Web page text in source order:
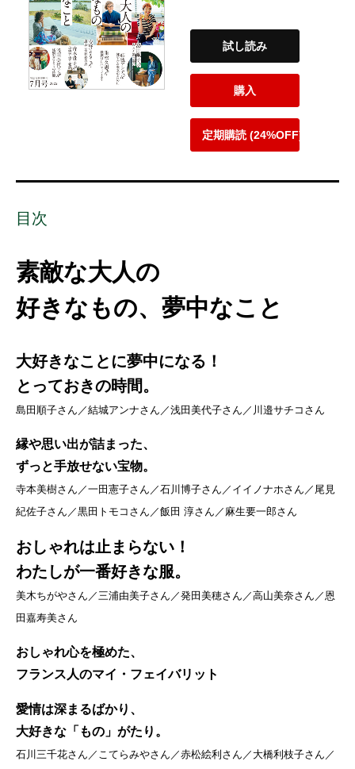
試し読み
購入
定期購読 (24%OFF)
目次
素敵な大人の
好きなもの、夢中なこと
大好きなことに夢中になる！
とっておきの時間。
島田順子さん／結城アンナさん／浅田美代子さん／川邉サチコさん
縁や思い出が詰まった、
ずっと手放せない宝物。
寺本美樹さん／一田憲子さん／石川博子さん／イイノナホさん／尾見
紀佐子さん／黒田トモコさん／飯田 淳さん／麻生要一郎さん
おしゃれは止まらない！
わたしが一番好きな服。
美木ちがやさん／三浦由美子さん／発田美穂さん／高山美奈さん／恩
田嘉寿美さん
おしゃれ心を極めた、
フランス人のマイ・フェイバリット
愛情は深まるばかり、
大好きな「もの」がたり。
石川三千花さん／こてらみやさん／赤松絵利さん／大橋利枝子さん／